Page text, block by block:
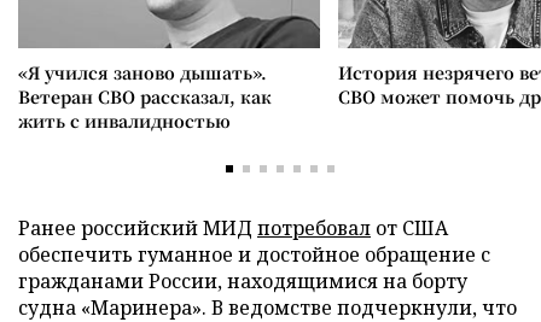
«Я учился заново дышать».
Ветеран СВО рассказал, как
жить с инвалидностью
История незрячего
СВО может помочь
Ранее российский МИД потребовал от США
обеспечить гуманное и достойное обращение с
гражданами России, находящимися на борту
судна «Маринера». В ведомстве подчеркнули, что